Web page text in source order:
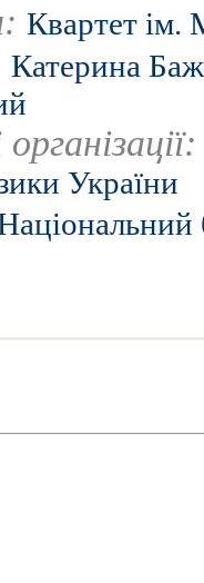
Квартет ім.
Катерина
України